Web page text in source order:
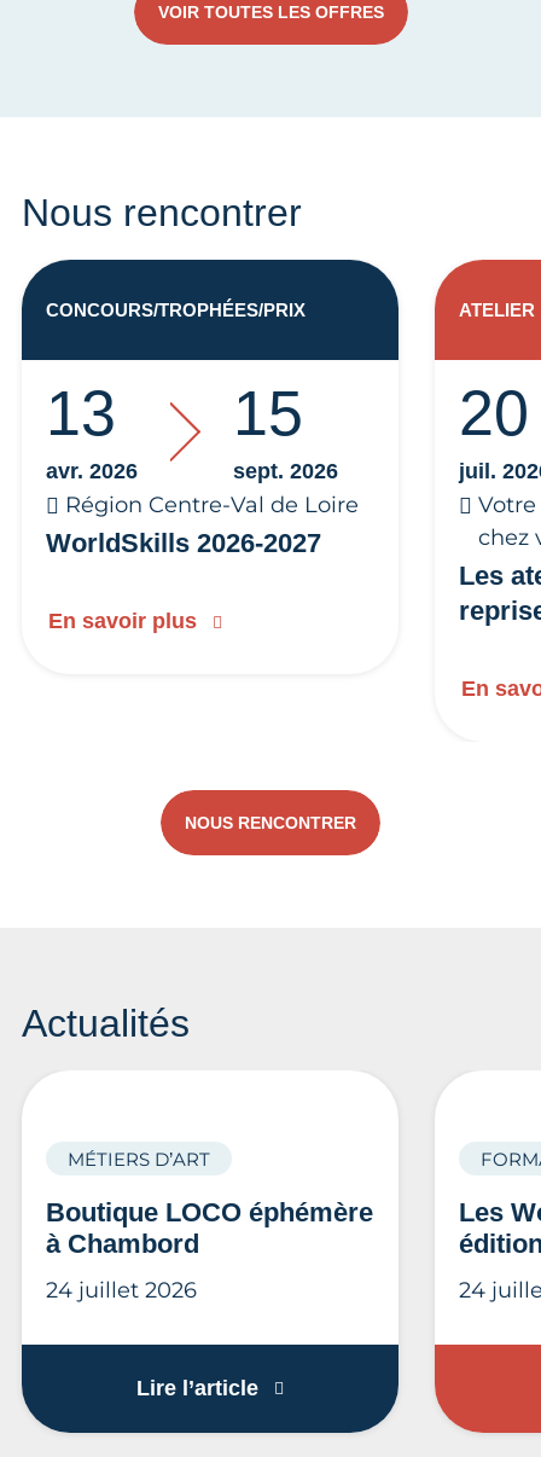
VOIR TOUTES LES OFFRES
Nous rencontrer
WorldSkills 2026-2027
13
avr. 2026
15
sept. 2026
Région Centre-Val de Loire
En savoir plus
CONCOURS/TROPHÉES/PRIX
Les
20
juil.
chez
En
ATELIER
NOUS RENCONTRER
Actualités
Boutique LOCO éphémère
à Chambord
MÉTIERS D’ART
24 juillet 2026
Lire l’articleBoutique LOCO éphémère
Les
24